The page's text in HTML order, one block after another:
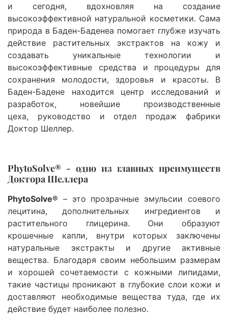
и сегодня, вдохновляя на создание
высокоэффективной натуральной косметики. Сама
природа в Баден-Баденеа помогает глубже изучать
действие растительных экстрактов на кожу и
создавать уникальные технологии и
высокоэффективные средства и процедуры для
сохранения молодости, здоровья и красоты. В
Баден-Бадене находится центр исследований и
разработок, новейшие производственные
цеха, руководство и отдел продаж фабрики
Доктор Шеллер.
PhytoSolve® - одно из главных преимуществ
Доктора Шеллера
PhytoSolve® – это прозрачные эмульсии соевого
лецитина, дополнительных ингредиентов и
растительного глицерина. Они образуют
крошечные капли, внутри которых заключены
натуральные экстракты и другие активные
вещества. Благодаря своим небольшим размерам
и хорошей сочетаемости с кожными липидами,
такие частицы проникают в глубокие слои кожи и
доставляют необходимые вещества туда, где их
действие будет наиболее полезно.